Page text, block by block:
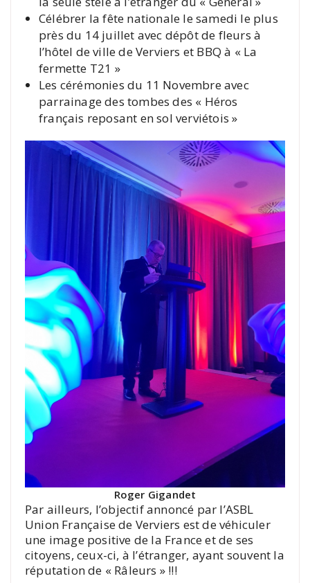
Célébrer la fête nationale le samedi le plus
près du 14 juillet avec dépôt de fleurs à
l’hôtel de ville de Verviers et BBQ à « La
fermette T21 »
Les cérémonies du 11 Novembre avec
parrainage des tombes des « Héros
français reposant en sol verviétois »
Roger Gigandet
Par ailleurs, l’objectif annoncé par l’ASBL
Union Française de Verviers est de véhiculer
une image positive de la France et de ses
citoyens, ceux-ci, à l’étranger, ayant souvent la
réputation de « Râleurs » !!!